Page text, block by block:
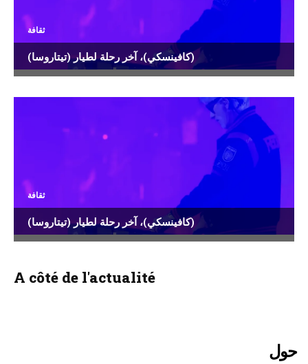
ثقافة
(كافينسكي)، آخر رحلة لطيار (تيتاروسا)
ثقافة
(كافينسكي)، آخر رحلة لطيار (تيتاروسا)
A côté de l'actualité
حول